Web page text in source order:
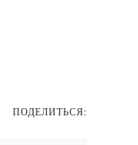
ПОДЕЛИТЬСЯ: